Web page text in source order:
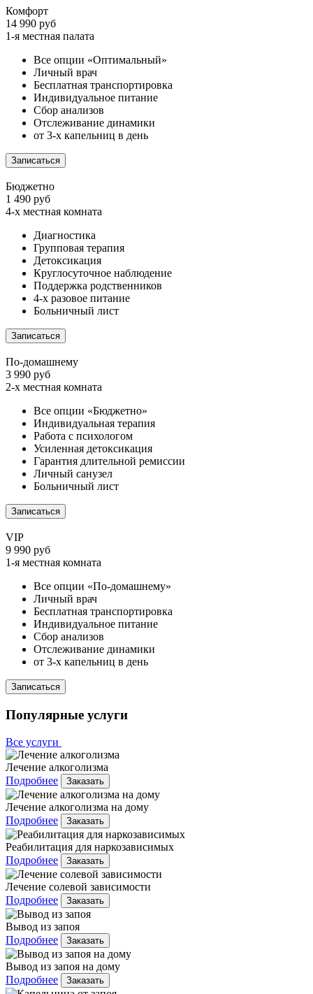
Комфорт
14 990 руб
1-я местная палата
Все опции «Оптимальный»
Личный врач
Бесплатная транспортировка
Индивидуальное питание
Сбор анализов
Отслеживание динамики
от 3-х капельниц в день
Записаться
Бюджетно
1 490 руб
4-х местная комната
Диагностика
Групповая терапия
Детоксикация
Круглосуточное наблюдение
Поддержка родственников
4-х разовое питание
Больничный лист
Записаться
По-домашнему
3 990 руб
2-х местная комната
Все опции «Бюджетно»
Индивидуальная терапия
Работа с психологом
Усиленная детоксикация
Гарантия длительной ремиссии
Личный санузел
Больничный лист
Записаться
VIP
9 990 руб
1-я местная комната
Все опции «По-домашнему»
Личный врач
Бесплатная транспортировка
Индивидуальное питание
Сбор анализов
Отслеживание динамики
от 3-х капельниц в день
Записаться
Популярные услуги
Все услуги
Лечение алкоголизма
Подробнее
Заказать
Лечение алкоголизма на дому
Подробнее
Заказать
Реабилитация для наркозависимых
Подробнее
Заказать
Лечение солевой зависимости
Подробнее
Заказать
Вывод из запоя
Подробнее
Заказать
Вывод из запоя на дому
Подробнее
Заказать